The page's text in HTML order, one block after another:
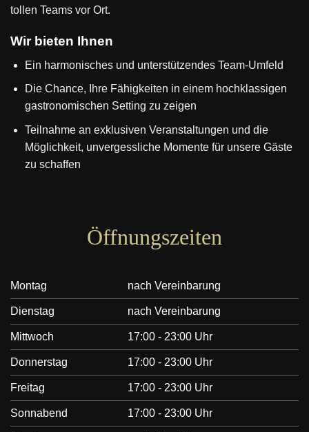
tollen Teams vor Ort.
Wir bieten Ihnen
Ein harmonisches und unterstützendes Team-Umfeld
Die Chance, Ihre Fähigkeiten in einem hochklassigen
gastronomischen Setting zu zeigen
Teilnahme an exklusiven Veranstaltungen und die
Möglichkeit, unvergessliche Momente für unsere Gäste
zu schaffen
Öffnungszeiten
Montag nach Vereinbarung
Dienstag nach Vereinbarung
Mittwoch 17:00 - 23:00 Uhr
Donnerstag 17:00 - 23:00 Uhr
Freitag 17:00 - 23:00 Uhr
Sonnabend 17:00 - 23:00 Uhr